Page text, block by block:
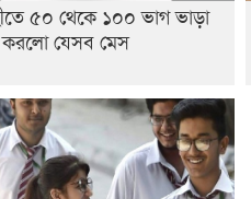
৫০ থেকে ১০০ ভাগ ভাড়া
যেসব মেস